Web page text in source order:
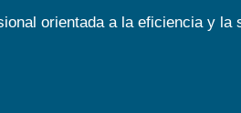
orientada a la eficiencia y la